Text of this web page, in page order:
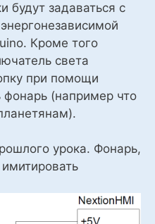
будут задаваться с
Кроме того
света
при помощи
фонарь (например что
урока. Фонарь,